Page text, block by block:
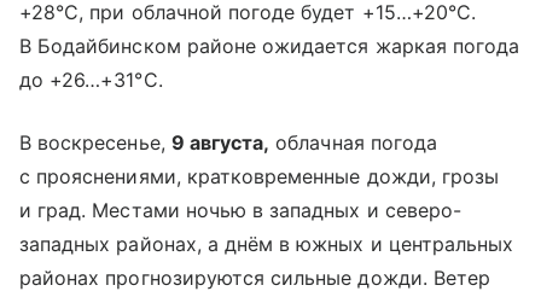
+28°С, при облачной погоде будет +15…+20°С.
В Бодайбинском районе ожидается жаркая погода
до +26…+31°С.
В воскресенье, 9 августа, облачная погода
с прояснениями, кратковременные дожди, грозы
и град. Местами ночью в западных и северо-
западных районах, а днём в южных и центральных
районах прогнозируются сильные дожди. Ветер